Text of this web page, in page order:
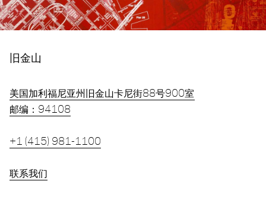
旧金山
美国加利福尼亚州旧金山卡尼街88号900室
邮编：94108
+1 (415) 981-1100
联系我们